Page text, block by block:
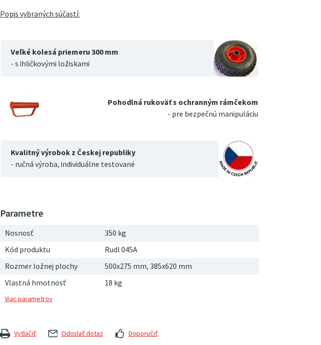
Popis vybraných súčastí:
Veľké kolesá priemeru 300 mm
- s ihličkovými ložiskami
Pohodlná rukoväť s ochranným rámčekom
- pre bezpečnú manipuláciu
Kvalitný výrobok z Českej republiky
- ručná výroba, individuálne testované
Nosnosť
350 kg
Kód produktu
Rudl 045A
Rozmer ložnej plochy 500x275 mm, 385x620 mm
Vlastná hmotnosť 18 kg
Vytlačiť Odoslať dotaz Doporučiť